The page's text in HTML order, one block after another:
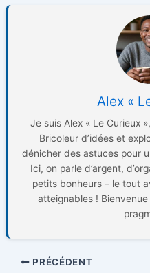
Alex «
Je suis Alex « Le Curieux
Bricoleur d’idées et
dénicher des astuces pour
Ici, on parle d’argent,
petits bonheurs – le tout
atteignables !
PRÉCÉDENT